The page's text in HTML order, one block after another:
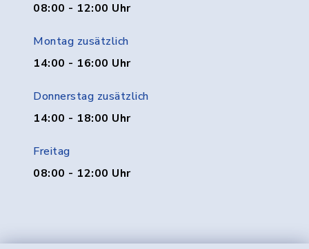
08:00 - 12:00 Uhr
Montag zusätzlich
14:00 - 16:00 Uhr
Donnerstag zusätzlich
14:00 - 18:00 Uhr
Freitag
08:00 - 12:00 Uhr